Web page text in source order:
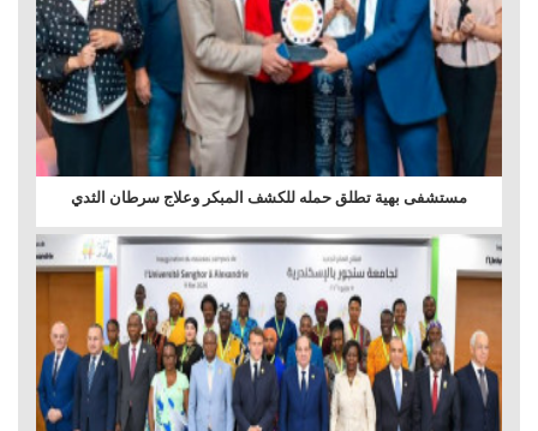
مستشفى بهية تطلق حمله للكشف المبكر وعلاج سرطان الثدي